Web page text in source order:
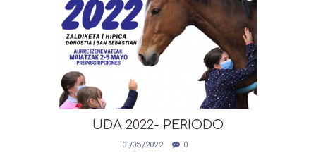
UDA 2022- PERIODO
PREINSCRIPCIONES 2-5 MAYO
01/05/2022 0